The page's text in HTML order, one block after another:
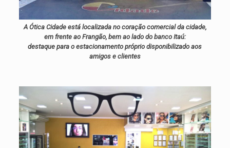
A Ótica Cidade está localizada no coração comercial da cidade,
em frente ao Frangão, bem ao lado do banco Itaú:
destaque para o estacionamento próprio disponibilizado aos
amigos e clientes